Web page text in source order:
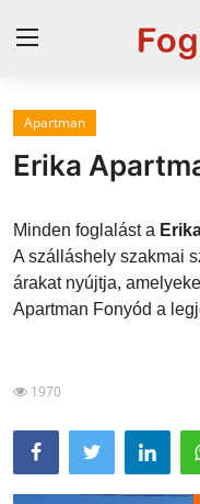
Magyarország
Horvát tengerpart
Horvátország
Szállások a Balatonon
Blog
Apartman
Erika
Minden foglalást a
A szálláshely szakmai
árakat nyújtja,
Apartman Fonyód a
1970